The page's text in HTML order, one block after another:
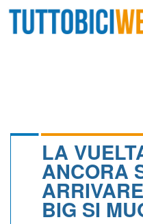
CALENDARIO
LA
ANCORA
BIG SI